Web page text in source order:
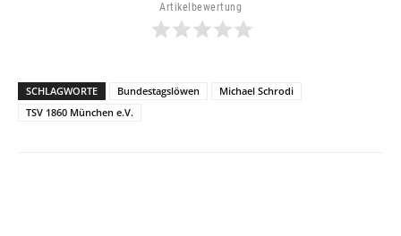
Artikelbewertung
SCHLAGWORTE Bundestagslöwen
Michael Schrodi
TSV 1860 München e.V.